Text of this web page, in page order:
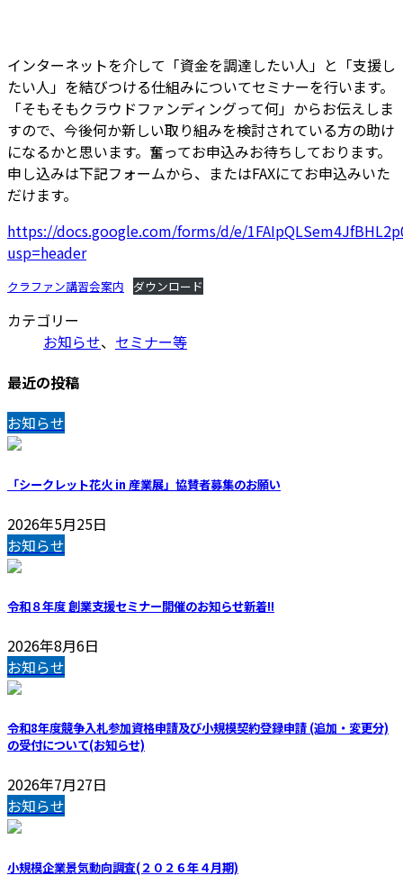
インターネットを介して「資金を調達したい人」と「支援し
たい人」を結びつける仕組みについてセミナーを行います。
「そもそもクラウドファンディングって何」からお伝えしま
すので、今後何か新しい取り組みを検討されている方の助け
になるかと思います。奮ってお申込みお待ちしております。
申し込みは下記フォームから、またはFAXにてお申込みいた
だけます。
https://docs.google.com/forms/d/e/
usp=header
クラファン講習会案内 ダウンロード
カテゴリー
お知らせ、 セミナー等
最近の投稿
お知らせ
「シークレット花火 in 産業展」協賛者募集のお願い
2026年5月25日
お知らせ
令和８年度 創業支援セミナー開催のお知らせ新着!!
2026年8月6日
お知らせ
令和8年度競争入札参加資格申請及び小規模契約登録申請 (追加・変更分)
の受付について(お知らせ)
2026年7月27日
お知らせ
小規模企業景気動向調査(２０２６年４月期)